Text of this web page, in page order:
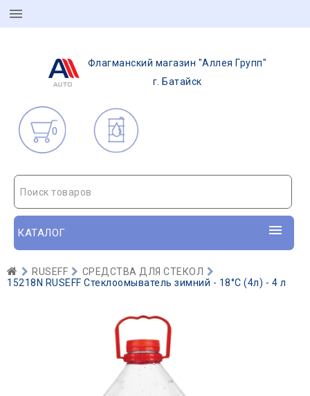
Флагманский магазин "Аллея Групп"
г. Батайск
0
Поиск товаров
КАТАЛОГ
RUSEFF
СРЕДСТВА ДЛЯ СТЕКОЛ
15218N RUSEFF Стеклоомыватель зимний - 18°С (4л) - 4 л